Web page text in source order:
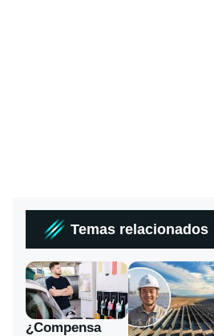
Temas relacionados
¿Compensa